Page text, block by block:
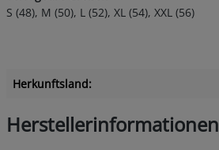
S (48), M (50), L (52), XL (54), XXL (56)
Herkunftsland:
Herstellerinformationen